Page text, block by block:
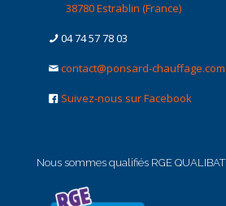
38780 Estrablin (France)
04 74 57 78 03
contact@ponsard-chauffage.com
Suivez-nous sur Facebook
Nous sommes qualifiés RGE QUALIBAT